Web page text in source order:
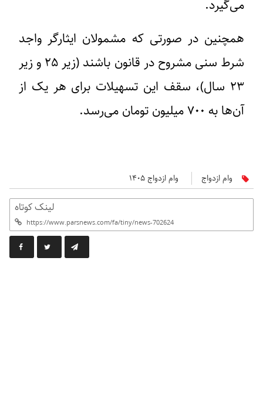
می‌گیرد.
همچنین در صورتی که مشمولان ایثارگر واجد
شرط سنی مشروح در قانون باشند (زیر ۲۵ و زیر
۲۳ سال)، سقف این تسهیلات برای هر یک از
آن‌ها به ۷۰۰ میلیون تومان می‌رسد.
وام ازدواج وام ازدواج ۱۴۰۵
لینک کوتاه